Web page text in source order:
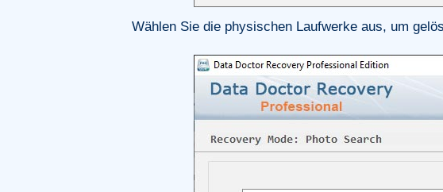
Wählen Sie die physischen Laufwerke aus, um